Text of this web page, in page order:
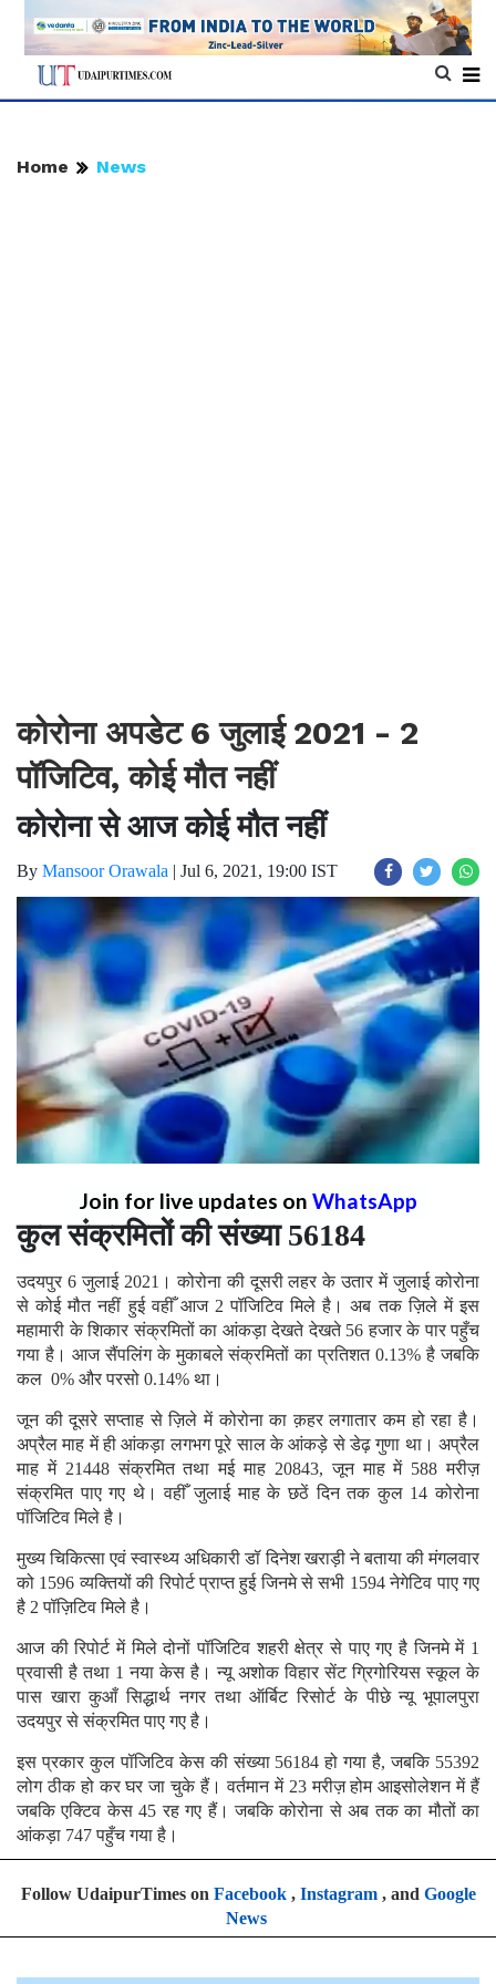
Home News
कोरोना अपडेट 6 जुलाई 2021 - 2
पॉजिटिव, कोई मौत नहीं
कोरोना से आज कोई मौत नहीं
By Mansoor Orawala | Jul 6, 2021, 19:00 IST
Join for live updates on WhatsApp
कुल संक्रमितों की संख्या 56184
उदयपुर 6 जुलाई 2021। कोरोना की दूसरी लहर के उतार में जुलाई कोरोना
से कोई मौत नहीं हुई वहीँ आज 2 पॉजिटिव मिले है। अब तक ज़िले में इस
महामारी के शिकार संक्रमितों का आंकड़ा देखते देखते 56 हजार के पार पहुँच
गया है। आज सैंपलिंग के मुकाबले संक्रमितों का प्रतिशत 0.13% है जबकि
कल 0% और परसो 0.14% था।
जून की दूसरे सप्ताह से ज़िले में कोरोना का क़हर लगातार कम हो रहा है।
अप्रैल माह में ही आंकड़ा लगभग पूरे साल के आंकड़े से डेढ़ गुणा था। अप्रैल
माह में 21448 संक्रमित तथा मई माह 20843, जून माह में 588 मरीज़
संक्रमित पाए गए थे। वहीँ जुलाई माह के छठें दिन तक कुल 14 कोरोना
पॉजिटिव मिले है।
मुख्य चिकित्सा एवं स्वास्थ्य अधिकारी डॉ दिनेश खराड़ी ने बताया की मंगलवार
को 1596 व्यक्तियों की रिपोर्ट प्राप्त हुई जिनमे से सभी 1594 नेगेटिव पाए गए
है 2 पॉज़िटिव मिले है।
आज की रिपोर्ट में मिले दोनों पॉजिटिव शहरी क्षेत्र से पाए गए है जिनमे में 1
प्रवासी है तथा 1 नया केस है। न्यू अशोक विहार सेंट ग्रिगोरियस स्कूल के
पास खारा कुआँ सिद्धार्थ नगर तथा ऑर्बिट रिसोर्ट के पीछे न्यू भूपालपुरा
उदयपुर से संक्रमित पाए गए है।
इस प्रकार कुल पॉजिटिव केस की संख्या 56184 हो गया है, जबकि 55392
लोग ठीक हो कर घर जा चुके हैं। वर्तमान में 23 मरीज़ होम आइसोलेशन में हैं
जबकि एक्टिव केस 45 रह गए हैं। जबकि कोरोना से अब तक का मौतों का
आंकड़ा 747 पहुँच गया है।
Follow UdaipurTimes on Facebook, Instagram, and Google
News